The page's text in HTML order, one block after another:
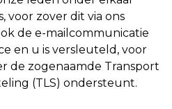
voor zover dit via ons
de e-mailcommunicatie
en u is versleuteld, voor
de zogenaamde Transport
(TLS) ondersteunt.